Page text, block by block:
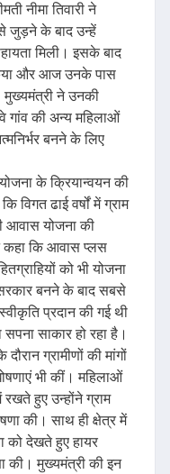
नीमा तिवारी ने
से जुड़ने के बाद उन्हें
मिली। इसके बाद
और आज उनके पास
मुख्यमंत्री ने उनकी
गांव की अन्य महिलाओं
बनने के लिए
के क्रियान्वयन की
विगत ढाई वर्षों में ग्राम
आवास योजना की
कहा कि आवास प्लस
को भी योजना
सरकार बनने के बाद सबसे
प्रदान की गई थी
साकार हो रहा है।
ग्रामीणों की मांगों
भी कीं। महिलाओं
हुए उन्होंने ग्राम
की। साथ ही क्षेत्र में
को देखते हुए हायर
की। मुख्यमंत्री की इन